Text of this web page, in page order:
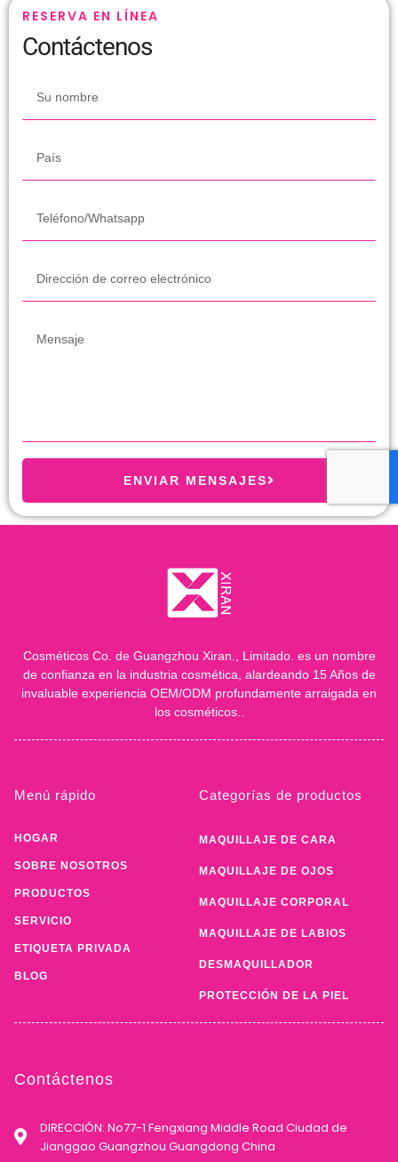
RESERVA EN LÍNEA
Contáctenos
ENVIAR MENSAJES
Cosméticos Co. de Guangzhou Xiran., Limitado. es un nombre
de confianza en la industria cosmética, alardeando 15 Años de
invaluable experiencia OEM/ODM profundamente arraigada en
los cosméticos..
Menú rápido
HOGAR
SOBRE NOSOTROS
PRODUCTOS
SERVICIO
ETIQUETA PRIVADA
BLOG
Categorías de productos
MAQUILLAJE DE CARA
MAQUILLAJE DE OJOS
MAQUILLAJE CORPORAL
MAQUILLAJE DE LABIOS
DESMAQUILLADOR
PROTECCIÓN DE LA PIEL
Contáctenos
DIRECCIÓN: No77-1 Fengxiang Middle Road Ciudad de
Jianggao Guangzhou Guangdong China